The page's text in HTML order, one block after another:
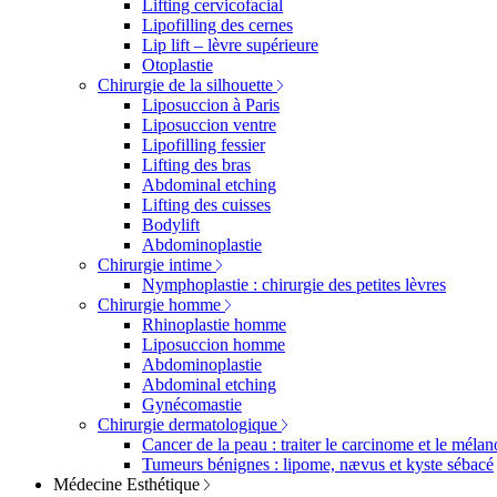
Lifting cervicofacial
Lipofilling des cernes
Lip lift – lèvre supérieure
Otoplastie
Chirurgie de la silhouette
Liposuccion à Paris
Liposuccion ventre
Lipofilling fessier
Lifting des bras
Abdominal etching
Lifting des cuisses
Bodylift
Abdominoplastie
Chirurgie intime
Nymphoplastie : chirurgie des petites lèvres
Chirurgie homme
Rhinoplastie homme
Liposuccion homme
Abdominoplastie
Abdominal etching
Gynécomastie
Chirurgie dermatologique
Cancer de la peau : traiter le carcinome et le
Tumeurs bénignes : lipome, nævus et kyste sébacé
Médecine Esthétique